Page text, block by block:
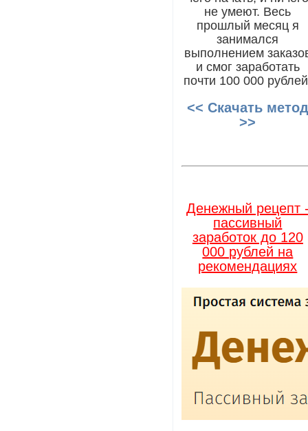
не умеют. Весь
прошлый месяц я
занимался
выполнением
и смог заработать
почти 100 000
<< Скачать метод
>>
Денежный рецепт
пассивный
заработок до 120
000 рублей на
рекомендациях